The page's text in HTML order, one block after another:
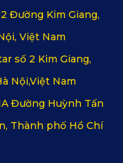
GX của KATA
đã được kiểm định
Đây là bước đầu tiên
chất lượng cao
Đường Kim Giang,
Việt Nam
số 2 Kim Giang,
Nội,Việt Nam
Đường Huỳnh Tấn
Thành phố Hồ Chí